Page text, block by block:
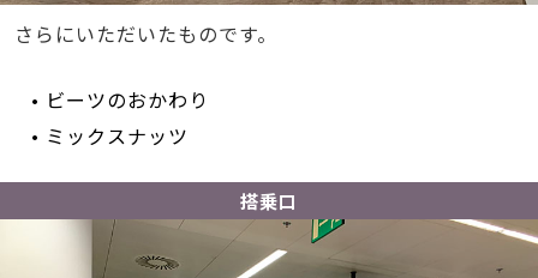
さらにいただいたものです。
• ビーツのおかわり
• ミックスナッツ
搭乗口